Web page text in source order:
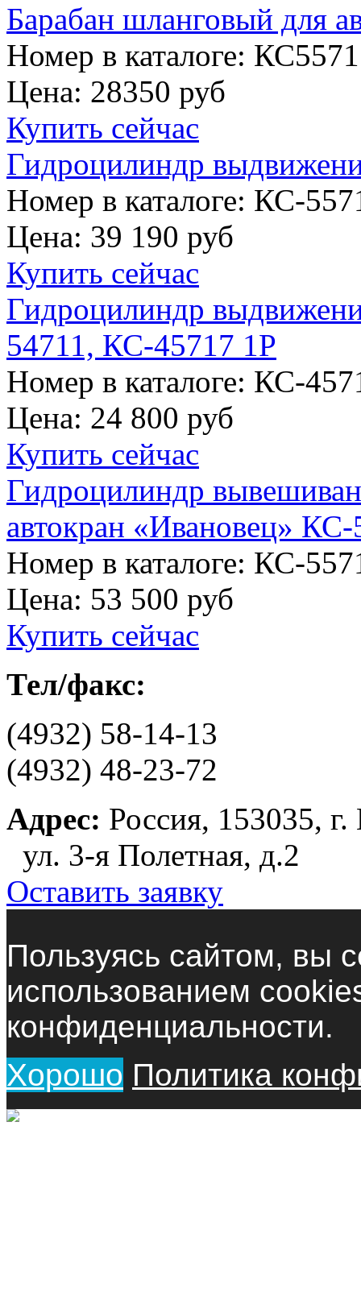
Барабан шланговый для
Номер в каталоге:
Цена: 28350 руб
Купить сейчас
Гидроцилиндр
Номер в каталоге: КС-
Цена: 39 190 руб
Купить сейчас
Гидроцилиндр
54711, КС-45717 1Р
Номер в каталоге: КС-
Цена: 24 800 руб
Купить сейчас
Гидроцилиндр
автокран «Ивановец»
Номер в каталоге: КС-
Цена: 53 500 руб
Купить сейчас
Тел/факс:
(4932) 58-14-13
(4932) 48-23-72
Адрес: Россия, 153035,
ул. 3-я Полетная, д.2
Оставить заявку
Пользуясь сайтом, вы
использованием
конфиденциальности.
Хорошо Политика